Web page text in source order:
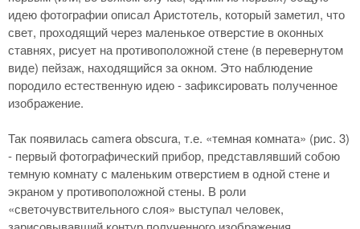
идею фотографии описал Аристотель, который заметил, что
свет, проходящий через маленькое отверстие в оконных
ставнях, рисует на противоположной стене (в перевернутом
виде) пейзаж, находящийся за окном. Это наблюдение
породило естественную идею - зафиксировать полученное
изображение.
Так появилась camera obscura, т.е. «темная комната» (рис. 3)
- первый фотографический прибор, представлявший собою
темную комнату с маленьким отверстием в одной стене и
экраном у противоположной стены. В роли
«светочувствительного слоя» выступал человек,